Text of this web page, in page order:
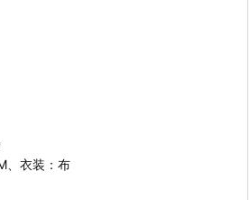
、衣装：布